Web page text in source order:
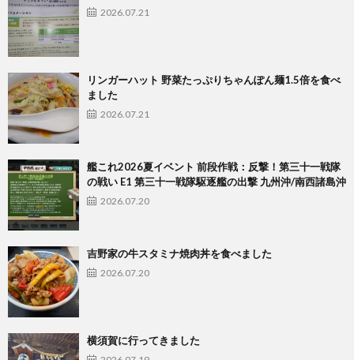
2026.07.21
リンガーハット 野菜たっぷりちゃんぽん麺1.5倍を食べ
ました
2026.07.21
艦これ2026夏イベント 前段作戦：反撃！第三十一戦隊
の戦い E1 第三十一戦隊駆逐艦の出撃 九州沖/南西諸島沖
2026.07.20
吉野家の牛スタミナ焼肉丼を食べました
2026.07.20
横須賀に行ってきました